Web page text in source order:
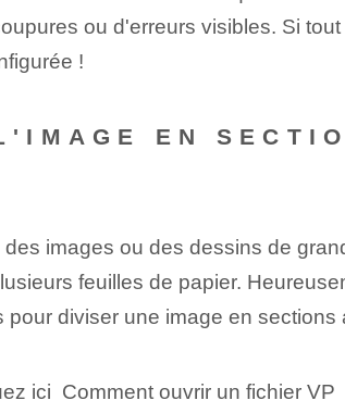
ou d'erreurs visibles. Si
!
EN
images ou des dessins de
feuilles de papier.
diviser une image en
ici Comment ouvrir un fichier VP